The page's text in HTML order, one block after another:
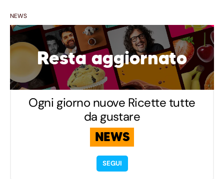
NEWS
Resta aggiornato
Ogni giorno nuove Ricette tutte
da gustare
NEWS
SEGUI